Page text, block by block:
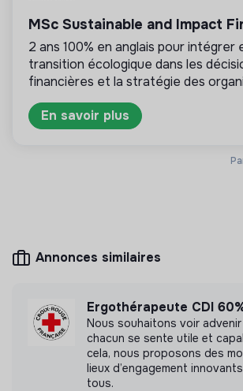
Cette structure repose sur un
solidarité et d’utilité sociale : son
gestion est démocratique et
lucrativité est limitée. Il s’agit d’une
coopérative, fondation, mutuelle ou
Mesure d'impact
Nightline France n'a pas encore
mesure d'impact
MSc Sustainable and Impact
2 ans 100% en anglais pour intégrer
transition écologique dans les
financières et la stratégie des
En savoir plus
Annonces similaires
Ergothérapeute CDI
Nous souhaitons voir
chacun se sente utile et
cela, nous proposons des
lieux d’engagement
tous.